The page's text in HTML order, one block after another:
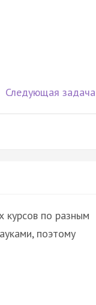
Следующая задача
курсов по разным
поэтому